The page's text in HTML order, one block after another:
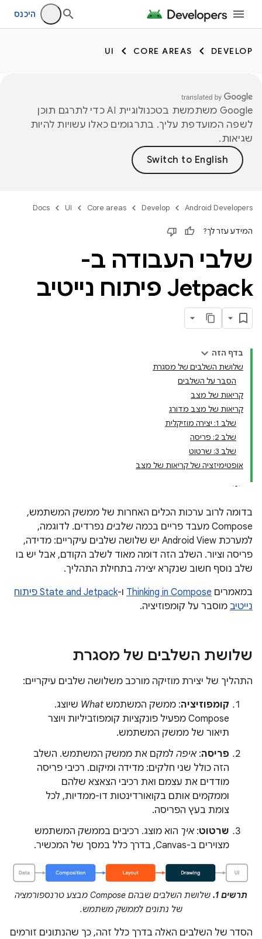
היכנס
DEVELOP
CORE AREAS
UI
‫Google משתמשת בטכנולוגיית AI כדי לתרגם תוכן
לשפה המועדפת עליך. בתרגומים כאלו עשויות להיות
שגיאות.
Android Developers
Develop
Core areas
UI
Docs
המידע עזר לך?
שלבי העבודה ב-
Jetpack פיתוח נייטיב
בדף הזה
שלושת השלבים של מסגרת
הסבר על השלבים
קריאות של מצב
קריאות של מצב מדורג
שלב 1: יצירה מוזיקלית
שלב 2: פריסה
שלב 3: שרטוט
אופטימיזציה של קריאות של מצב
בדומה לרוב ערכות הכלים האחרות של ממשק המשתמש,
Compose מעבד פריים בכמה
שלבים נפרדים. לדוגמה,
למערכת Android View יש שלושה שלבים עיקריים: מדידה,
פריסה וציור. השלב הזה דומה מאוד לשלב הקודם, אבל יש בו
שלב נוסף חשוב שנקרא יצירה בתחילת התהליך.
במאמרים Thinking in Compose ו-
State and Jetpack פיתוח
נייטיב מוסבר על קומפוזיציה.
שלושת השלבים של מסגרת
התהליך של יצירת מוזיקה מורכב משלושה שלבים עיקריים:
קומפוזיציה: ממשק המשתמש What שיוצג.
‫Compose מפעיל פונקציות קומפוזביליות ויוצר
תיאור של ממשק המשתמש.
פריסה: איפה למקם את ממשק המשתמש. השלב
הזה כולל שני חלקים: מדידה ומיקום. רכיבי פריסה
מודדים את עצמם ואת רכיבי הצאצא שלהם
וממקמים אותם בקואורדינטות דו-ממדיות, לכל
צומת בעץ הפריסה.
שרטוט: איך הוא מוצג. רכיבים בממשק המשתמש
מצוירים ב-Canvas, בדרך כלל במסך של המכשיר.
תרשים 1.
שלושת השלבים שבהם Compose מבצע טרנספורמציה
של נתונים לממשק משתמש.
הסדר של השלבים האלה בדרך כלל זהה, כך שהנתונים זורמים